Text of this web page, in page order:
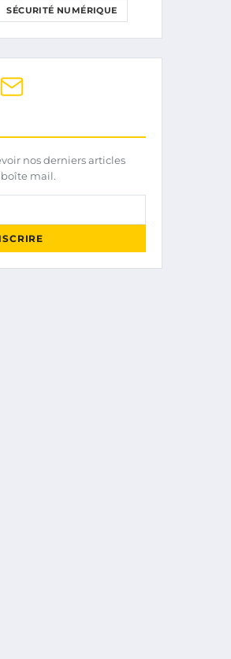
SÉCURITÉ NUMÉRIQUE
nos derniers articles
mail.